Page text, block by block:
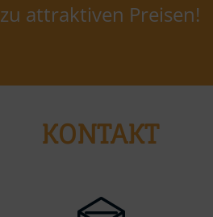
zu attraktiven Preisen!
KONTAKT